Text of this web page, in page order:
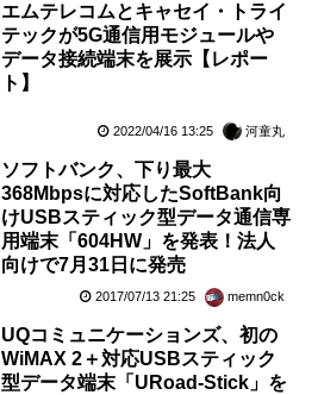
エムテレコムとキャセイ・トライ
テックが5G通信用モジュールや
データ接続端末を展示【レポー
ト】
2022/04/16 13:25 河童丸
ソフトバンク、下り最大
368Mbpsに対応したSoftBank向
けUSBスティック型データ通信専
用端末「604HW」を発表！法人
向けで7月31日に発売
2017/07/13 21:25 memn0ck
UQコミュニケーションズ、初の
WiMAX 2＋対応USBスティック
型データ端末「URoad-Stick」を